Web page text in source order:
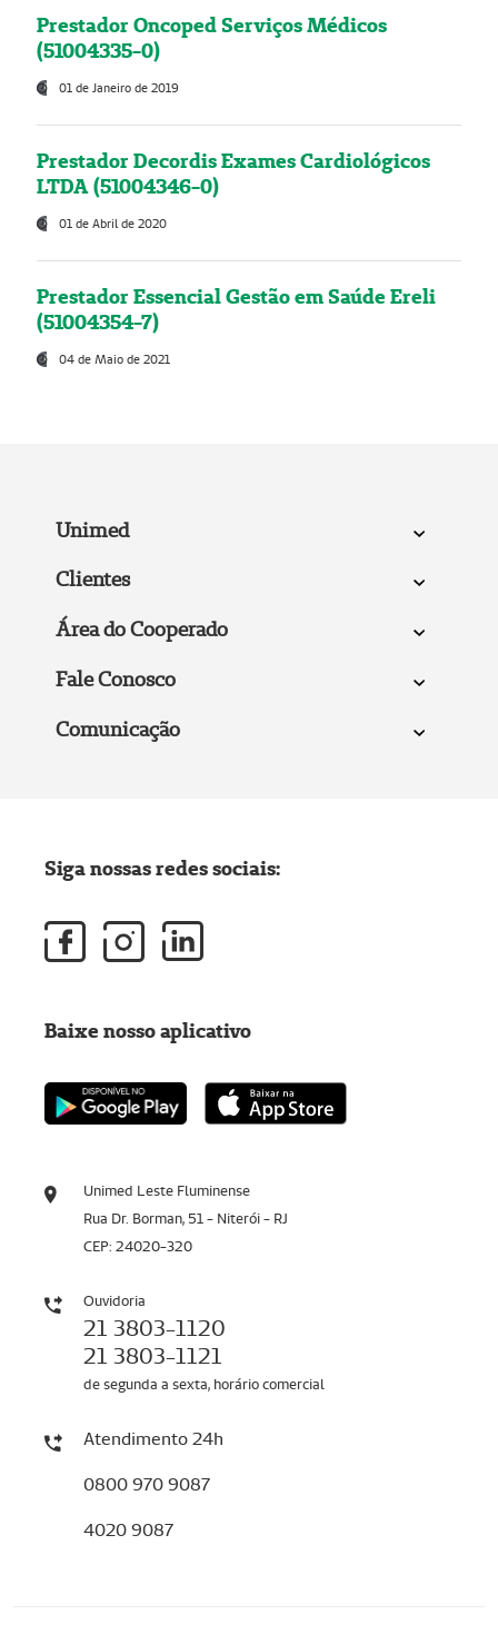
Prestador Oncoped Serviços Médicos
(51004335-0)
01 de Janeiro de 2019
Prestador Decordis Exames Cardiológicos
LTDA (51004346-0)
01 de Abril de 2020
Prestador Essencial Gestão em Saúde Ereli
(51004354-7)
04 de Maio de 2021
Unimed
Clientes
Área do Cooperado
Fale Conosco
Comunicação
Unimed Leste Fluminense
Rua Dr. Borman, 51 - Niterói - RJ
CEP: 24020-320
Ouvidoria
21 3803-1120
21 3803-1121
de segunda a sexta, horário comercial
Atendimento 24h
0800 970 9087
4020 9087
Siga nossas redes sociais:
Baixe nosso aplicativo